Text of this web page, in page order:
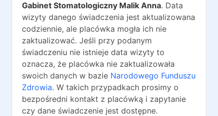
Gabinet Stomatologiczny Malik Anna. Data
wizyty danego świadczenia jest aktualizowana
codziennie, ale placówka mogła ich nie
zaktualizować. Jeśli przy podanym
świadczeniu nie istnieje data wizyty to
oznacza, że placówka nie zaktualizowała
swoich danych w bazie Narodowego Funduszu
Zdrowia. W takich przypadkach prosimy o
bezpośredni kontakt z placówką i zapytanie
czy dane świadczenie jest dostępne.